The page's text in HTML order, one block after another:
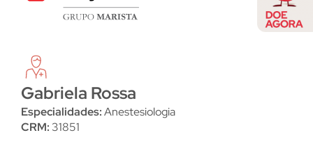
Gabriela Rossa
Especialidades:Anestesiologia
CRM: 31851